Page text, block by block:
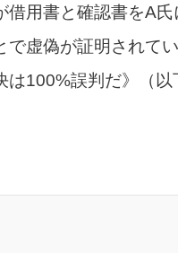
借用書と確認書をA氏
で虚偽が証明されて
は100%誤判だ》（以